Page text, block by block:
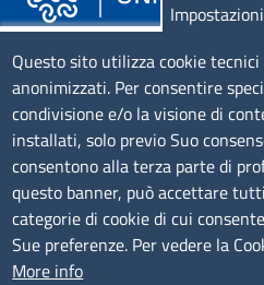
Piazza Sallustio, 21 - 00187 Roma
EMAIL: info.sni@unioncamere.it
C.F.: 01484460587
P.Iva: 01000211001
SERVIZIO REALIZZATO DA
Questo sito utilizza cookie
anonimizzati. Per consentire
condivisione e/o la visione di
installati, solo previo Suo
consentono alla terza parte di
questo banner, può accettare
categorie di cookie di cui
Sue preferenze. Per vedere la
More info